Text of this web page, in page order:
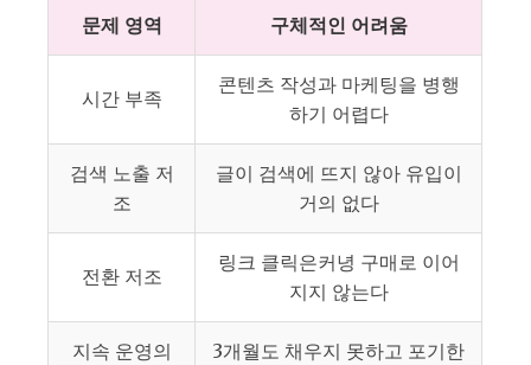
문제 영역 구체적인 어려움
시간 부족
콘텐츠 작성과 마케팅을 병행
하기 어렵다
검색 노출 저
조
글이 검색에 뜨지 않아 유입이
거의 없다
전환 저조
링크 클릭은커녕 구매로 이어
지지 않는다
지속 운영의
3개월도 채우지 못하고 포기한